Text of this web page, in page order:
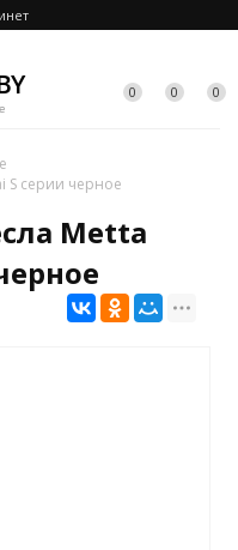
0 0 0
S серии черное
Metta